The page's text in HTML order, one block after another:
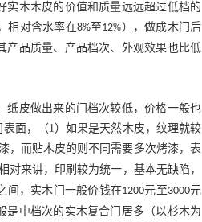
实木木皮的价值和质量远远超过低档的
相对含水率在8%至12%），做成木门后
产品质量、产品档次、外观效果也比低
纸皮做出来的门档次较低，价格一般也
表面，（1）如果是天然木皮，纹理就较
，而贴木皮的则不同需要多次烤漆，表
来讲，印刷较为统一，基本无缺陷，
间，实木门一般价钱在1200元至3000元
是中档次的实木复合门居多（以杉木为